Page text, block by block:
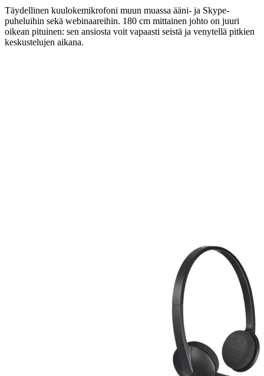
Täydellinen kuulokemikrofoni muun muassa ääni- ja Skype-
puheluihin sekä webinaareihin. 180 cm mittainen johto on juuri
oikean pituinen: sen ansiosta voit vapaasti seistä ja venytellä pitkien
keskustelujen aikana.